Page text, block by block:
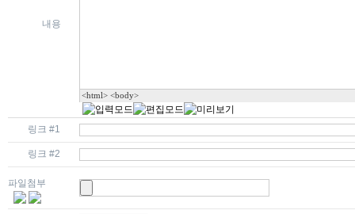
내용
<html> <body>
링크 #1
링크 #2
파일첨부